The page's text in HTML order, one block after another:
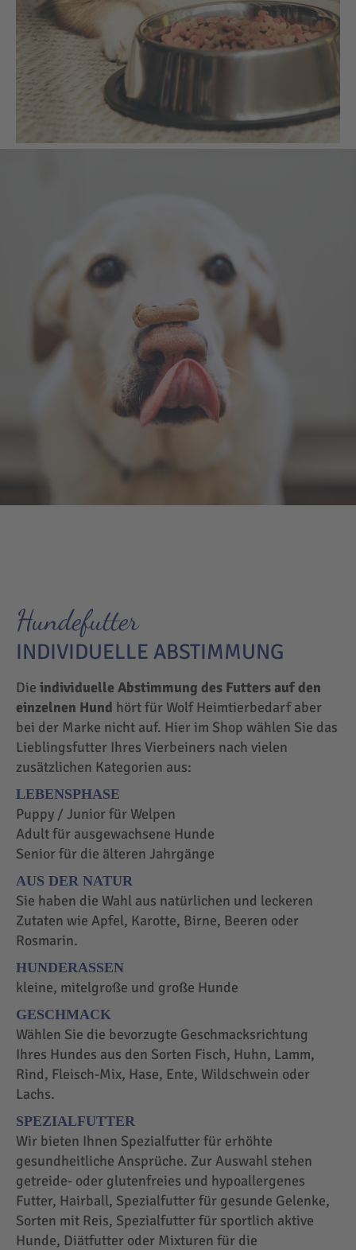
Hundefutter
INDIVIDUELLE ABSTIMMUNG
Die individuelle Abstimmung des Futters auf den
einzelnen Hund hört für Wolf Heimtierbedarf aber
bei der Marke nicht auf. Hier im Shop wählen Sie das
Lieblingsfutter Ihres Vierbeiners nach vielen
zusätzlichen Kategorien aus:
LEBENSPHASE
Puppy / Junior für Welpen
Adult für ausgewachsene Hunde
Senior für die älteren Jahrgänge
AUS DER NATUR
Sie haben die Wahl aus natürlichen und leckeren
Zutaten wie Apfel, Karotte, Birne, Beeren oder
Rosmarin.
HUNDERASSEN
kleine, mitelgroße und große Hunde
GESCHMACK
Wählen Sie die bevorzugte Geschmacksrichtung
Ihres Hundes aus den Sorten Fisch, Huhn, Lamm,
Rind, Fleisch-Mix, Hase, Ente, Wildschwein oder
Lachs.
SPEZIALFUTTER
Wir bieten Ihnen Spezialfutter für erhöhte
gesundheitliche Ansprüche. Zur Auswahl stehen
getreide- oder glutenfreies und hypoallergenes
Futter, Hairball, Spezialfutter für gesunde Gelenke,
Sorten mit Reis, Spezialfutter für sportlich aktive
Hunde, Diätfutter oder Mixturen für die